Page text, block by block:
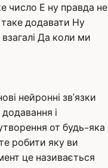
число Е ну правда не
додавати Ну
Да коли ми
нейронні зв'язки
і
от будь-яка
робити яку ви
це називається